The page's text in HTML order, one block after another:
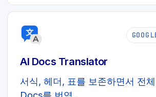
AI Docs Translator
서식, 헤더, 표를 보존하면서 전